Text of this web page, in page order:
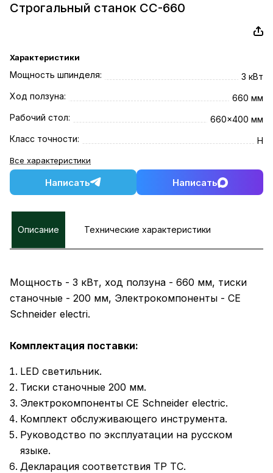
Строгальный станок СС-660
Характеристики
Мощность шпинделя:
3 кВт
Ход ползуна:
660 мм
Рабочий стол:
660x400 мм
Класс точности:
Н
Все характеристики
Написать Написать
Описание Технические характеристики
Мощность - 3 кВт, ход ползуна - 660 мм, тиски
станочные - 200 мм, Электрокомпоненты - CE
Schneider electri.
Комплектация поставки:
LED светильник.
Тиски станочные 200 мм.
Электрокомпоненты CE Schneider electric.
Комплект обслуживающего инструмента.
Руководство по эксплуатации на русском
языке.
Декларация соответствия ТР ТС.